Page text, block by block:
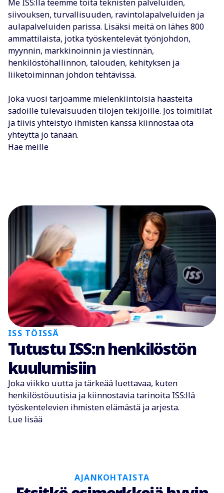
Me ISS:llä teemme töitä teknisten palveluiden,
siivouksen, turvallisuuden, ravintolapalveluiden ja
aulapalveluiden parissa. Lisäksi meitä on lähes 800
ammattilaista, jotka työskentelevät työnjohdon,
myynnin, markkinoinnin ja viestinnän,
henkilöstöhallinnon, talouden, kehityksen ja
liiketoiminnan johdon tehtävissä.
Joka vuosi tarjoamme mielenkiintoisia haasteita
sadoille tulevaisuuden tilojen tekijöille. Jos toimitilat
ja tiivis yhteistyö ihmisten kanssa kiinnostaa ota
yhteyttä jo tänään.
Hae meille
ISS TÖISSÄ
Tutustu ISS:n henkilöstön
kuulumisiin
Joka viikko uutta ja tärkeää luettavaa, kuten
henkilöstöuutisia ja kiinnostavia tarinoita ISS:llä
työskentelevien ihmisten elämästä ja arjesta.
Lue lisää
AJANKOHTAISTA